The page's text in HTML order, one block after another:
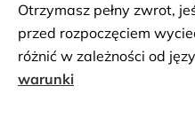
Otrzymasz pełny zwrot,
przed rozpoczęciem
różnić w zależności od
warunki